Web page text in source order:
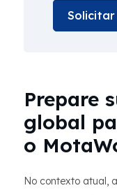
Prepare
global
o
No contexto atual,